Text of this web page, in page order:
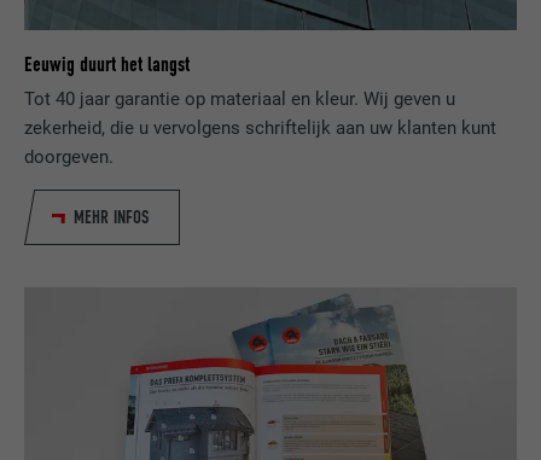
Eeuwig duurt het langst
Tot 40 jaar garantie op materiaal en kleur. Wij geven u
zekerheid, die u vervolgens schriftelijk aan uw klanten kunt
doorgeven.
MEHR INFOS
Gebruikt door de socialnetworking-dienst
van ingebedde diensten.
NAAM
Gebruikt door de socialnetworking-dienst
LinkedIn voor het volgen van het gebruik
van ingebedde diensten.
UserMatchHistory